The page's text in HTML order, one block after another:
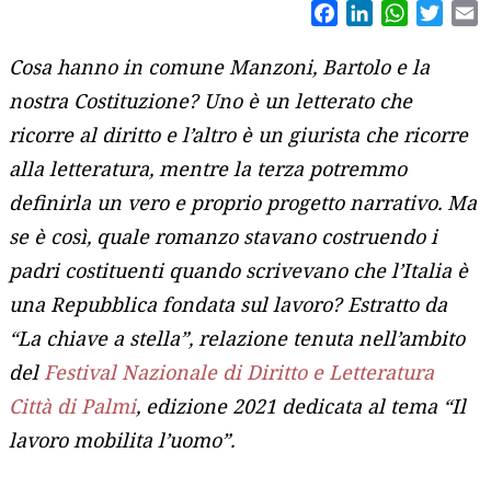
FacebookLinkedIn
Cosa hanno in comune Manzoni, Bartolo e la
nostra Costituzione? Uno è un letterato che
ricorre al diritto e l’altro è un giurista che ricorre
alla letteratura, mentre la terza potremmo
definirla un vero e proprio progetto narrativo. Ma
se è così, quale romanzo stavano costruendo i
padri costituenti quando scrivevano che l’Italia è
una Repubblica fondata sul lavoro? Estratto da
“La chiave a stella”, relazione tenuta nell’ambito
delFestival Nazionale di Diritto e Letteratura
Città di Palmi, edizione 2021 dedicata al tema “Il
lavoro mobilita l’uomo”.